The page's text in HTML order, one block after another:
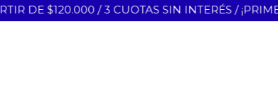
$120.000 / 3 CUOTAS SIN INTERÉS / ¡PRIMER